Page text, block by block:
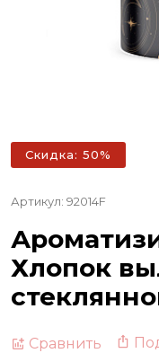
Скидка: 50%
Артикул: 92014F
Хлопок
Сравнить